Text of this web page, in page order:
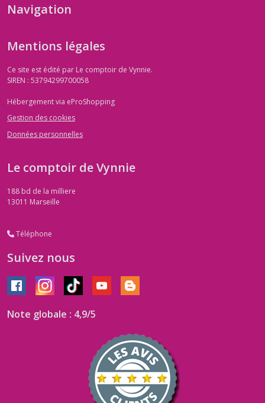
Navigation
Mentions légales
Ce site est édité par Le comptoir de Vynnie.
SIREN : 53794299700058
Hébergement via eProShopping
Gestion des cookies
Données personnelles
Le comptoir de Vynnie
188 bd de la milliere
13011 Marseille
Téléphone
Suivez nous
Note globale : 4,9/5